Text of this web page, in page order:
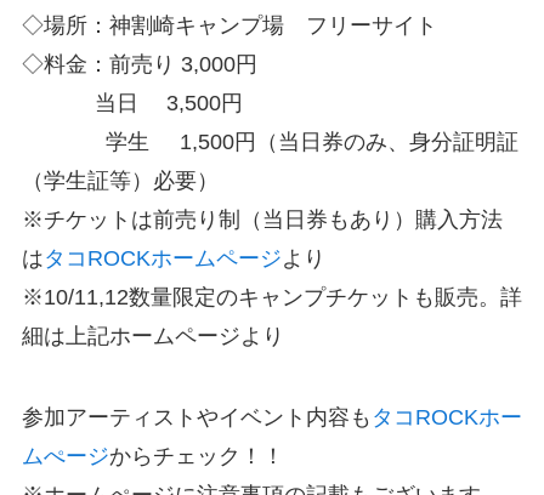
◇場所：神割崎キャンプ場 フリーサイト
◇料金：前売り 3,000円
当日 3,500円
学生 1,500円（当日券のみ、身分証明証
（学生証等）必要）
※チケットは前売り制（当日券もあり）購入方法
はタコROCKホームページより
※10/11,12数量限定のキャンプチケットも販売。詳
細は上記ホームページより
参加アーティストやイベント内容も タコROCKホー
ムぺージからチェック！！